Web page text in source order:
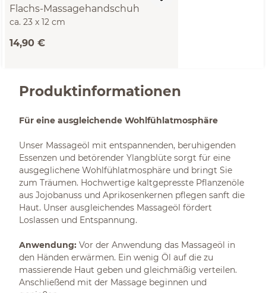
Flachs-Massagehandschuh
ca. 23 x 12 cm
14,90 €
Produktinformationen
Für eine ausgleichende Wohlfühlatmosphäre
Unser Massageöl mit entspannenden, beruhigenden
Essenzen und betörender Ylangblüte sorgt für eine
ausgeglichene Wohlfühlatmosphäre und bringt Sie
zum Träumen. Hochwertige kaltgepresste Pflanzenöle
aus Jojobanuss und Aprikosenkernen pflegen sanft die
Haut. Unser ausgleichendes Massageöl fördert
Loslassen und Entspannung.
Anwendung: Vor der Anwendung das Massageöl in
den Händen erwärmen. Ein wenig Öl auf die zu
massierende Haut geben und gleichmäßig verteilen.
Anschließend mit der Massage beginnen und